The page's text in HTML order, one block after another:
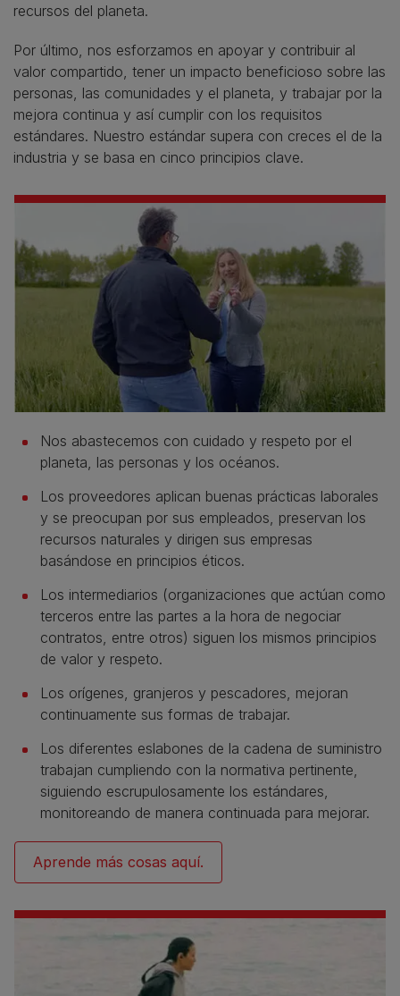
recursos del planeta.
Por último, nos esforzamos en apoyar y contribuir al
valor compartido, tener un impacto beneficioso sobre las
personas, las comunidades y el planeta, y trabajar por la
mejora continua y así cumplir con los requisitos
estándares. Nuestro estándar supera con creces el de la
industria y se basa en cinco principios clave.
Nos abastecemos con cuidado y respeto por el
planeta, las personas y los océanos.
Los proveedores aplican buenas prácticas laborales
y se preocupan por sus empleados, preservan los
recursos naturales y dirigen sus empresas
basándose en principios éticos.
Los intermediarios (organizaciones que actúan como
terceros entre las partes a la hora de negociar
contratos, entre otros) siguen los mismos principios
de valor y respeto.
Los orígenes, granjeros y pescadores, mejoran
continuamente sus formas de trabajar.
Los diferentes eslabones de la cadena de suministro
trabajan cumpliendo con la normativa pertinente,
siguiendo escrupulosamente los estándares,
monitoreando de manera continuada para mejorar.
Aprende más cosas aquí.